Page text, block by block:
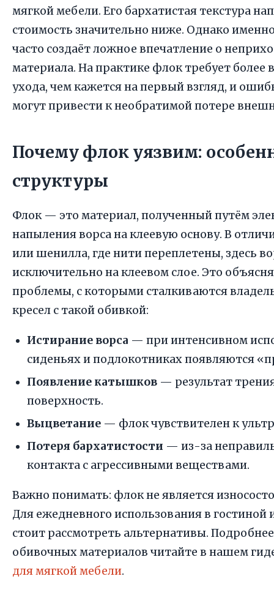
мягкой мебели. Его бархатистая текстура
стоимость значительно ниже. Однако
часто создаёт ложное впечатление о
материала. На практике флок требует более
ухода, чем кажется на первый взгляд, и
могут привести к необратимой потере
Почему флок уязвим:
структуры
Флок — это материал, полученный путём
напыления ворса на клеевую основу. В
или шенилла, где нити переплетены, здесь
исключительно на клеевом слое. Это
проблемы, с которыми сталкиваются
кресел с такой обивкой:
Истирание ворса — при интенсивном
сиденьях и подлокотниках появляются
Появление катышков — результат
поверхность.
Выцветание — флок чувствителен к
Потеря бархатистости — из-за
контакта с агрессивными веществами.
Важно понимать: флок не является
Для ежедневного использования в гостиной
стоит рассмотреть альтернативы.
обивочных материалов читайте в нашем
для мягкой мебели.